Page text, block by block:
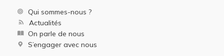
Qui sommes-nous ?
Actualités
On parle de nous
S’engager avec nous